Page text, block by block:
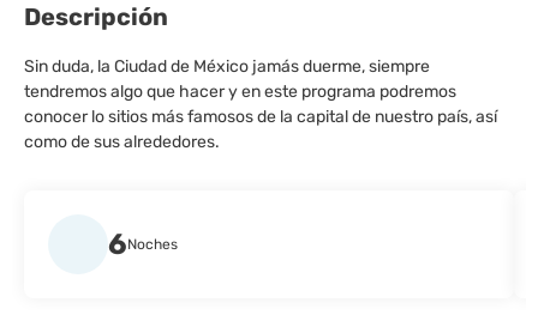
Descripción
Sin duda, la Ciudad de México jamás duerme, siempre
tendremos algo que hacer y en este programa podremos
conocer lo sitios más famosos de la capital de nuestro país, así
como de sus alrededores.
6Noches